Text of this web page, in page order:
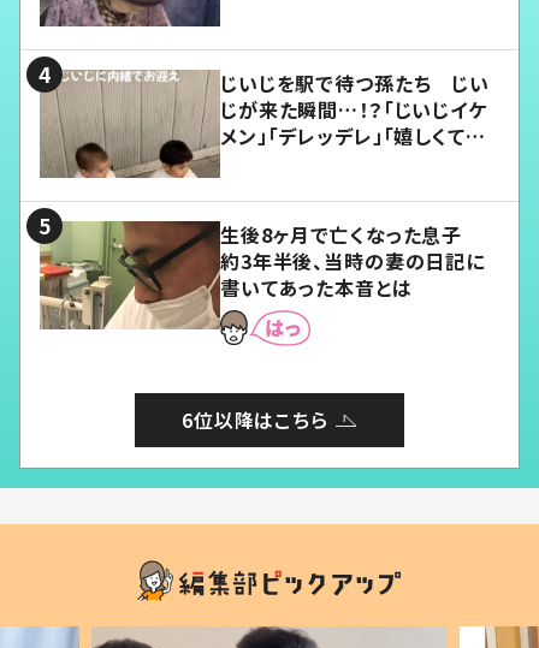
じいじを駅で待つ孫たち じい
じが来た瞬間…！？「じいじイケ
メン」「デレッデレ」「嬉しくて可
生後8ヶ月で亡くなった息子
約3年半後、当時の妻の日記に
書いてあった本音とは
6位以降はこちら